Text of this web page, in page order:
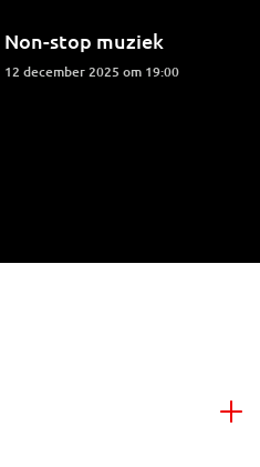
Non-stop muziek
12 december 2025 om 19:00